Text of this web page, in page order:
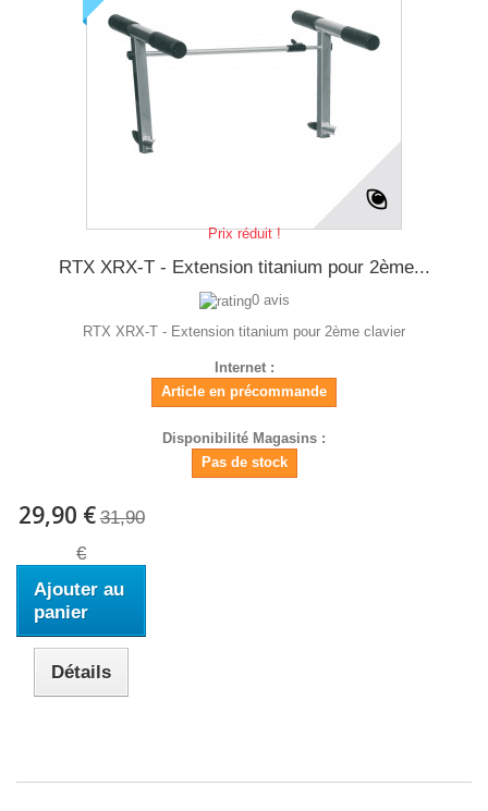
Prix réduit !
RTX XRX-T - Extension titanium pour 2ème...
0 avis
RTX XRX-T - Extension titanium pour 2ème clavier
Internet :
Article en précommande
Disponibilité Magasins :
Pas de stock
29,90 € 31,90
€
Ajouter au
panier
Détails